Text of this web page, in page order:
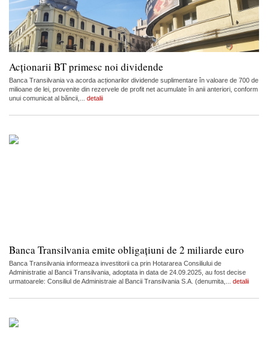
Acționarii BT primesc noi dividende
Banca Transilvania va acorda acționarilor dividende suplimentare în valoare de 700 de
milioane de lei, provenite din rezervele de profit net acumulate în anii anteriori, conform
unui comunicat al băncii,... detalii
Banca Transilvania emite obligațiuni de 2 miliarde euro
Banca Transilvania informeaza investitorii ca prin Hotararea Consiliului de
Administratie al Bancii Transilvania, adoptata in data de 24.09.2025, au fost decise
urmatoarele: Consiliul de Administraie al Bancii Transilvania S.A. (denumita,... detalii